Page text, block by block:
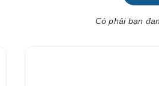
Có phải bạn